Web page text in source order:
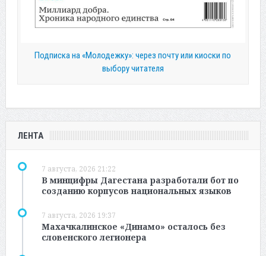
Подписка на «Молодежку»: через почту или киоски по
выбору читателя
ЛЕНТА
7 августа, 2026 21:22
В минцифры Дагестана разработали бот по
созданию корпусов национальных языков
7 августа, 2026 19:37
Махачкалинское «Динамо» осталось без
словенского легионера